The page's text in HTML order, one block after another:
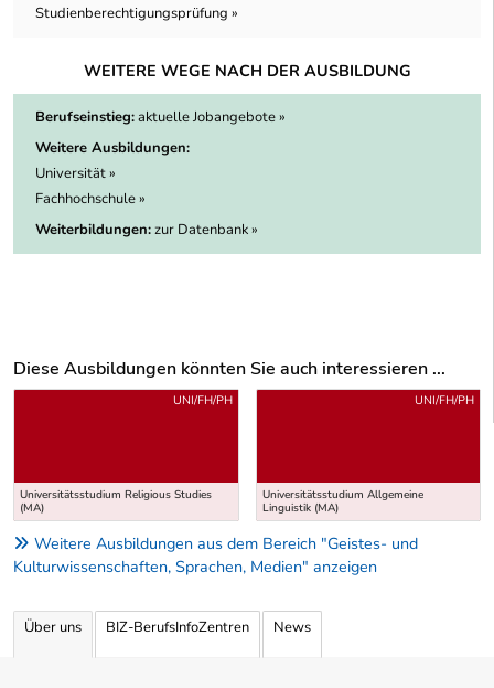
Studienberechtigungsprüfung »
WEITERE WEGE NACH DER AUSBILDUNG
Berufseinstieg:aktuelle Jobangebote »
Weitere Ausbildungen:
Universität »
Fachhochschule »
Weiterbildungen:zur Datenbank »
Diese Ausbildungen könnten Sie auch interessieren ...
Uber weitere Ausbildungsvorschläge
Universitätsstudium Religious Studies
(MA)
UNI/FH/PH
Universitätsstudium Allgemeine
Linguistik (MA)
UNI/FH/PH
Weitere Ausbildungen aus dem Bereich "Geistes- und
Kulturwissenschaften, Sprachen, Medien" anzeigen
Über uns BIZ-BerufsInfoZentren News